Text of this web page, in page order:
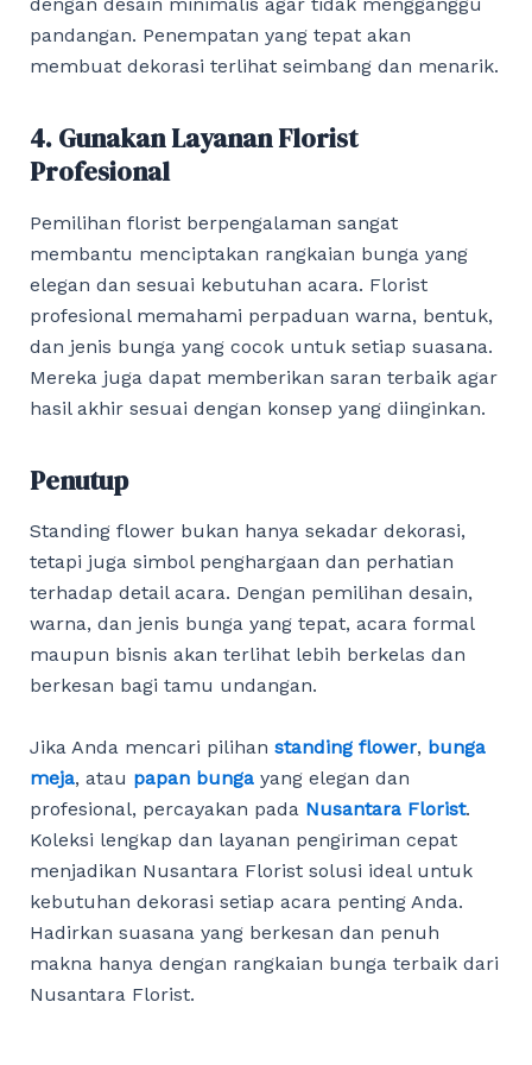
pandangan. Penempatan yang tepat akan
membuat dekorasi terlihat seimbang dan menarik.
4. Gunakan Layanan Florist
Profesional
Pemilihan florist berpengalaman sangat
membantu menciptakan rangkaian bunga yang
elegan dan sesuai kebutuhan acara. Florist
profesional memahami perpaduan warna, bentuk,
dan jenis bunga yang cocok untuk setiap suasana.
Mereka juga dapat memberikan saran terbaik agar
hasil akhir sesuai dengan konsep yang diinginkan.
Penutup
Standing flower bukan hanya sekadar dekorasi,
tetapi juga simbol penghargaan dan perhatian
terhadap detail acara. Dengan pemilihan desain,
warna, dan jenis bunga yang tepat, acara formal
maupun bisnis akan terlihat lebih berkelas dan
berkesan bagi tamu undangan.
Jika Anda mencari pilihan standing flower, bunga
meja, atau papan bungayang elegan dan
profesional, percayakan pada Nusantara Florist.
Koleksi lengkap dan layanan pengiriman cepat
menjadikan Nusantara Florist solusi ideal untuk
kebutuhan dekorasi setiap acara penting Anda.
Hadirkan suasana yang berkesan dan penuh
makna hanya dengan rangkaian bunga terbaik dari
Nusantara Florist.